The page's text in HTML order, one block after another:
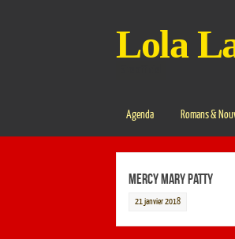
Lola
Agenda Romans &
Mercy Mary Patty
21 janvier 2018